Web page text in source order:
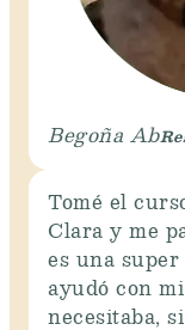
Begoña Ab
Tomé el
Clara y me
es una super
ayudó con
necesitaba,